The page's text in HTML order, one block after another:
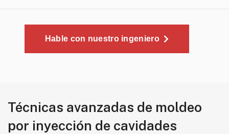
Hable con nuestro ingeniero
Técnicas avanzadas de moldeo
por inyección de cavidades